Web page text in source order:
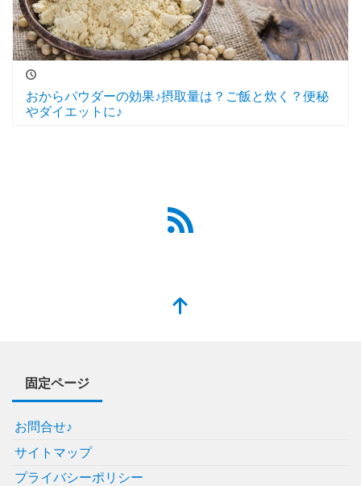
おからパウダーの効果♪摂取量は？ご飯と炊く？便秘
やダイエットに♪
固定ページ
お問合せ♪
サイトマップ
プライバシーポリシー